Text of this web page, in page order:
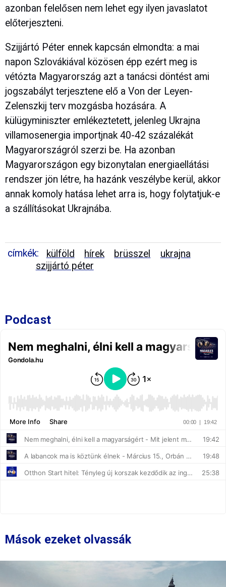
azonban felelősen nem lehet egy ilyen javaslatot
előterjeszteni.
Szijjártó Péter ennek kapcsán elmondta: a mai
napon Szlovákiával közösen épp ezért meg is
vétózta Magyarország azt a tanácsi döntést ami
jogszabályt terjesztene elő a Von der Leyen-
Zelenszkij terv mozgásba hozására. A
külügyminiszter emlékeztetett, jelenleg Ukrajna
villamosenergia importjnak 40-42 százalékát
Magyarországról szerzi be. Ha azonban
Magyarországon egy bizonytalan energiaellátási
rendszer jön létre, ha hazánk veszélybe kerül, akkor
annak komoly hatása lehet arra is, hogy folytatjuk-e
a szállításokat Ukrajnába.
címkék: külföld hírek brüsszel
ukrajna
szijjártó péter
Podcast
Mások ezeket olvassák